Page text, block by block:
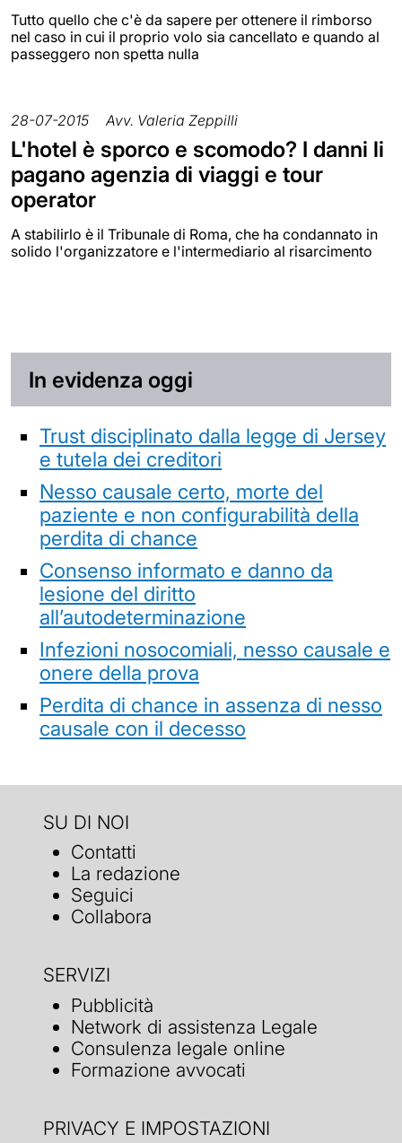
Tutto quello che c'è da sapere per ottenere il rimborso
nel caso in cui il proprio volo sia cancellato e quando al
passeggero non spetta nulla
28-07-2015 Avv. Valeria Zeppilli
L'hotel è sporco e scomodo? I danni li
pagano agenzia di viaggi e tour
operator
A stabilirlo è il Tribunale di Roma, che ha condannato in
solido l'organizzatore e l'intermediario al risarcimento
In evidenza oggi
Trust disciplinato dalla legge di Jersey
e tutela dei creditori
Nesso causale certo, morte del
paziente e non configurabilità della
perdita di chance
Consenso informato e danno da
lesione del diritto
all’autodeterminazione
Infezioni nosocomiali, nesso causale e
onere della prova
Perdita di chance in assenza di nesso
causale con il decesso
SU DI NOI
Contatti
La redazione
Seguici
Collabora
SERVIZI
Pubblicità
Network di assistenza Legale
Consulenza legale online
Formazione avvocati
PRIVACY E IMPOSTAZIONI